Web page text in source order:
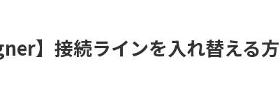
】接続ラインを入れ替える方